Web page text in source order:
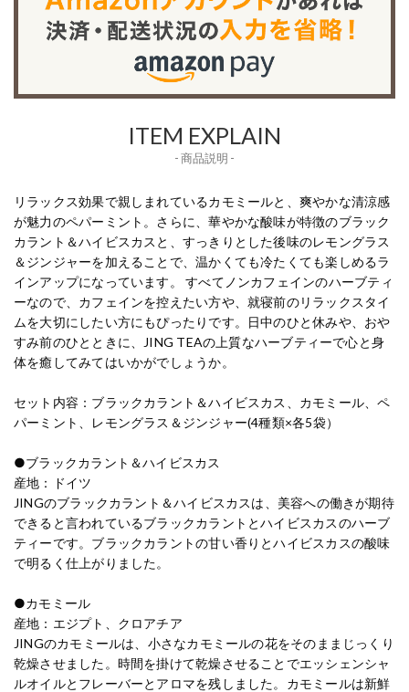
ITEM EXPLAIN
- 商品説明 -
リラックス効果で親しまれているカモミールと、爽やかな清涼感
が魅力のペパーミント。さらに、華やかな酸味が特徴のブラック
カラント＆ハイビスカスと、すっきりとした後味のレモングラス
＆ジンジャーを加えることで、温かくても冷たくても楽しめるラ
インアップになっています。すべてノンカフェインのハーブティ
ーなので、カフェインを控えたい方や、就寝前のリラックスタイ
ムを大切にしたい方にもぴったりです。日中のひと休みや、おや
すみ前のひとときに、JING TEAの上質なハーブティーで心と身
体を癒してみてはいかがでしょうか。
セット内容：ブラックカラント＆ハイビスカス、カモミール、ペ
パーミント、レモングラス＆ジンジャー(4種類×各5袋）
●ブラックカラント＆ハイビスカス
産地：ドイツ
JINGのブラックカラント＆ハイビスカスは、美容への働きが期待
できると言われているブラックカラントとハイビスカスのハーブ
ティーです。ブラックカラントの甘い香りとハイビスカスの酸味
で明るく仕上がりました。
●カモミール
産地：エジプト、クロアチア
JINGのカモミールは、小さなカモミールの花をそのままじっくり
乾燥させました。時間を掛けて乾燥させることでエッシェンシャ
ルオイルとフレーバーとアロマを残しました。カモミールは新鮮